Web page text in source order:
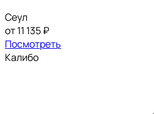
Сеул
от 11 135 ₽
Посмотреть
Калибо